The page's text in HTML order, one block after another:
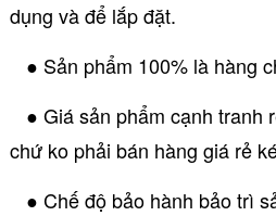
dụng và để lắp đặt.
● Sản phẩm 100% là hàng
● Giá sản phẩm cạnh tranh
chứ ko phải bán hàng giá rẻ
● Chế độ bảo hành bảo trì